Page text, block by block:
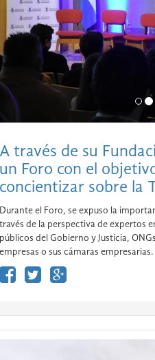
A través de su
un Foro con el
concientizar sobre la
Durante el Foro, se expuso la
través de la perspectiva de expertos
públicos del Gobierno y Justicia,
empresas o sus cámaras empresarias.